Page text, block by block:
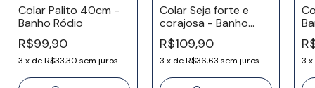
Colar Palito 40cm -
Banho Ródio
R$99,90
3 x deR$33,30 sem juros
Colar Seja forte e
corajosa - Banho
Ouro 18k
R$109,90
3 x deR$36,63 sem juros 3 x